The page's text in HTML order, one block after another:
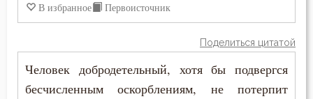
Вечные муки
Власть
Воздаяние
Ефрем Сирин
Иаков Низибийский
В избранное Первоисточник
Поделиться цитатой
Человек добродетельный, хотя бы подвергся
бесчисленным оскорблениям, не потерпит